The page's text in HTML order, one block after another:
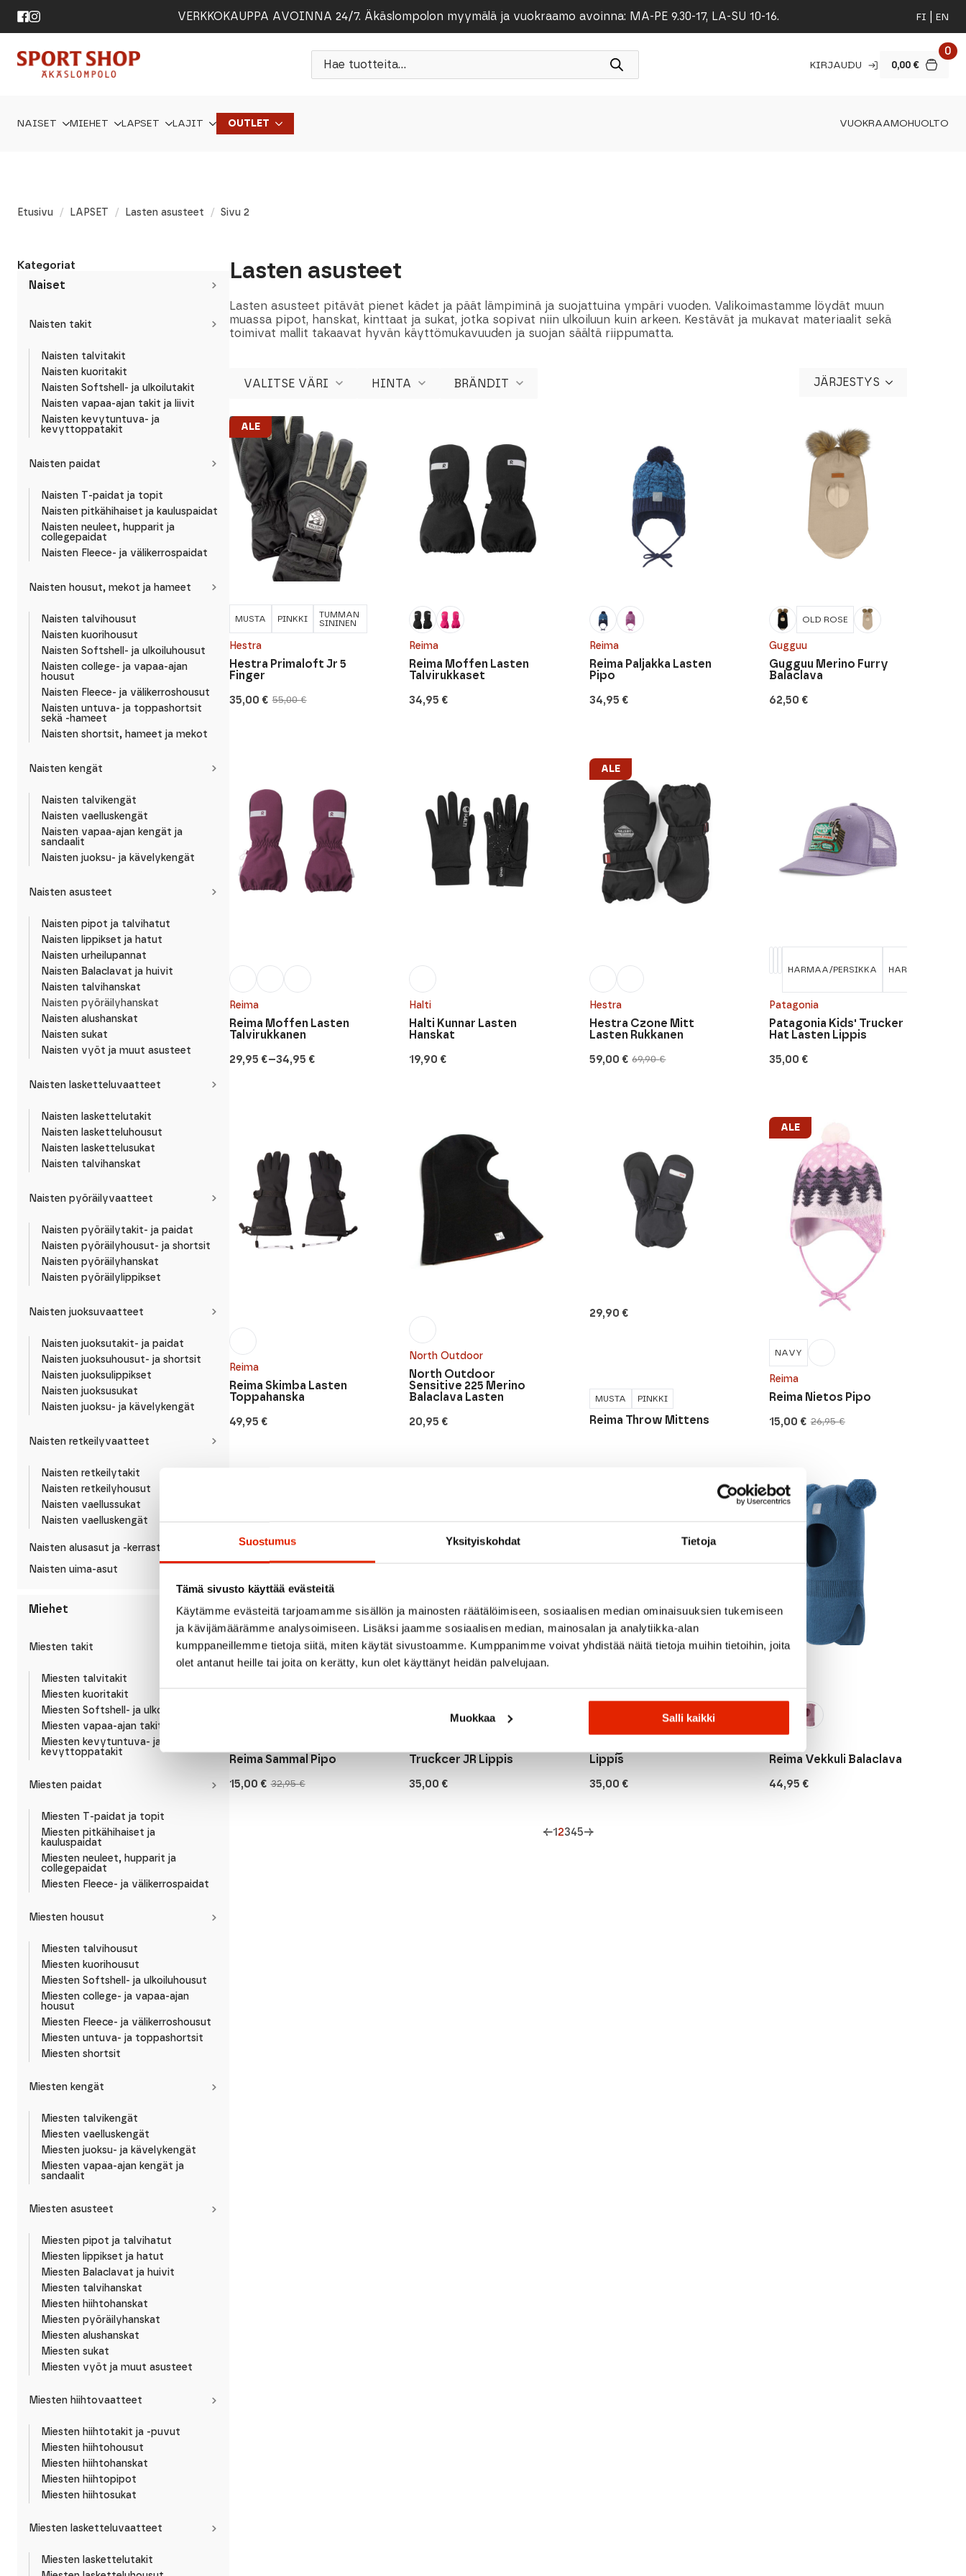
Suostumus Yksityiskohdat Tietoja
Tämä sivusto käyttää evästeitä
Käytämme evästeitä tarjoamamme sisällön ja mainosten räätälöimiseen, sosiaalisen median ominaisuuksien tukemiseen
ja kävijämäärämme analysoimiseen. Lisäksi jaamme sosiaalisen median, mainosalan ja analytiikka-alan
kumppaneillemme tietoja siitä, miten käytät sivustoamme. Kumppanimme voivat yhdistää näitä tietoja muihin tietoihin, joita
olet antanut heille tai joita on kerätty, kun olet käyttänyt heidän palvelujaan.
Muokkaa Salli kaikki
VERKKOKAUPPA AVOINNA 24/7. Äkäslompolon myymälä ja vuokraamo avoinna: MA-PE 9.30-17, LA-SU 10-16. FI EN
Products
search
KIRJAUDU 0,00 €
0
NAISET MIEHET LAPSET LAJIT OUTLET VUOKRAAMOHUOLTO
Etusivu LAPSET Lasten asusteet Sivu 2
Kategoriat
Naiset
Naisten takit
Naisten talvitakit
Naisten kuoritakit
Naisten Softshell- ja ulkoilutakit
Naisten vapaa-ajan takit ja liivit
Naisten kevytuntuva- ja
kevyttoppatakit
Naisten paidat
Naisten T-paidat ja topit
Naisten pitkähihaiset ja kauluspaidat
Naisten neuleet, hupparit ja
collegepaidat
Naisten Fleece- ja välikerrospaidat
Naisten housut, mekot ja hameet
Naisten talvihousut
Naisten kuorihousut
Naisten Softshell- ja ulkoiluhousut
Naisten college- ja vapaa-ajan
housut
Naisten Fleece- ja välikerroshousut
Naisten untuva- ja toppashortsit
sekä -hameet
Naisten shortsit, hameet ja mekot
Naisten kengät
Naisten talvikengät
Naisten vaelluskengät
Naisten vapaa-ajan kengät ja
sandaalit
Naisten juoksu- ja kävelykengät
Naisten asusteet
Naisten pipot ja talvihatut
Naisten lippikset ja hatut
Naisten urheilupannat
Naisten Balaclavat ja huivit
Naisten talvihanskat
Naisten pyöräilyhanskat
Naisten alushanskat
Naisten sukat
Naisten vyöt ja muut asusteet
Naisten lasketteluvaatteet
Naisten laskettelutakit
Naisten lasketteluhousut
Naisten laskettelusukat
Naisten talvihanskat
Naisten pyöräilyvaatteet
Naisten pyöräilytakit- ja paidat
Naisten pyöräilyhousut- ja shortsit
Naisten pyöräilyhanskat
Naisten pyöräilylippikset
Naisten juoksuvaatteet
Naisten juoksutakit- ja paidat
Naisten juoksuhousut- ja shortsit
Naisten juoksulippikset
Naisten juoksusukat
Naisten juoksu- ja kävelykengät
Naisten retkeilyvaatteet
Naisten retkeilytakit
Naisten retkeilyhousut
Naisten vaellussukat
Naisten vaelluskengät
Naisten alusasut ja -kerrastot
Naisten uima-asut
Miehet
Miesten takit
Miesten talvitakit
Miesten kuoritakit
Miesten Softshell- ja ulkoilutakit
Miesten vapaa-ajan takit ja liivit
Miesten kevytuntuva- ja
kevyttoppatakit
Miesten paidat
Miesten T-paidat ja topit
Miesten pitkähihaiset ja
kauluspaidat
Miesten neuleet, hupparit ja
collegepaidat
Miesten Fleece- ja välikerrospaidat
Miesten housut
Miesten talvihousut
Miesten kuorihousut
Miesten Softshell- ja ulkoiluhousut
Miesten college- ja vapaa-ajan
housut
Miesten Fleece- ja välikerroshousut
Miesten untuva- ja toppashortsit
Miesten shortsit
Miesten kengät
Miesten talvikengät
Miesten vaelluskengät
Miesten juoksu- ja kävelykengät
Miesten vapaa-ajan kengät ja
sandaalit
Miesten asusteet
Miesten pipot ja talvihatut
Miesten lippikset ja hatut
Miesten Balaclavat ja huivit
Miesten talvihanskat
Miesten hiihtohanskat
Miesten pyöräilyhanskat
Miesten alushanskat
Miesten sukat
Miesten vyöt ja muut asusteet
Miesten hiihtovaatteet
Miesten hiihtotakit ja -puvut
Miesten hiihtohousut
Miesten hiihtohanskat
Miesten hiihtopipot
Miesten hiihtosukat
Miesten lasketteluvaatteet
Miesten laskettelutakit
Lasten asusteet
Lasten asusteet pitävät pienet kädet ja päät lämpiminä ja suojattuina ympäri vuoden. Valikoimastamme löydät muun
muassa pipot, hanskat, kinttaat ja sukat, jotka sopivat niin ulkoiluun kuin arkeen. Kestävät ja mukavat materiaalit sekä
toimivat mallit takaavat hyvän käyttömukavuuden ja suojan säältä riippumatta.
VALITSE VÄRI HINTA BRÄNDIT JÄRJESTYS
Hestra
55,00€
Alkuperäinen
35,00 €
Nykyinen
ALE
Hestra Primaloft Jr 5
Finger
MUSTA PINKKI
TUMMAN
SININEN
Reima
34,95 €
Reima Moffen Lasten
Talvirukkaset
Reima
34,95 €
Reima Paljakka Lasten
Pipo
Gugguu
62,50 €
Gugguu Merino Furry
Balaclava
OLD ROSE
Reima
29,95 €–34,95 €
Hintaluokka:
Reima Moffen Lasten
Talvirukkanen
Halti
19,90 €
Halti Kunnar Lasten
Hanskat
Hestra
69,90€
Alkuperäinen
59,00 €
Nykyinen
ALE
Hestra Czone Mitt
Lasten Rukkanen
Patagonia
35,00 €
Patagonia Kids' Trucker
Hat Lasten Lippis
HARMAA/PERSIKKA HARMAA/
Reima
49,95 €
Reima Skimba Lasten
Toppahanska
North Outdoor
20,95 €
North Outdoor
Sensitive 225 Merino
Balaclava Lasten
29,90 €
Reima Throw Mittens
MUSTA PINKKI
Reima
26,95€
Alkuperäinen
15,00 €
Nykyinen
ALE
Reima Nietos Pipo
NAVY
32,95€
Alkuperäinen
15,00 €
Nykyinen
Reima Sammal Pipo
35,00 €
Truckcer JR Lippis
35,00 €
Lippis
44,95 €
Reima Vekkuli Balaclava
←12345→